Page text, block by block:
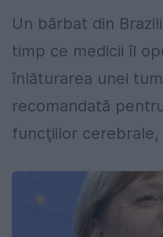
Un bărbat din
timp ce medicii îl
înlăturarea unei
recomandată
funcţiilor cerebrale,